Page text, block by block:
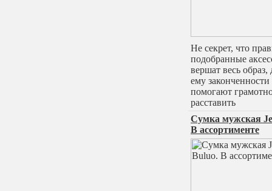
Не секрет, что
подобранные
вершат весь образ,
ему законченности
помогают
расставить
Сумка мужская
В ассортименте